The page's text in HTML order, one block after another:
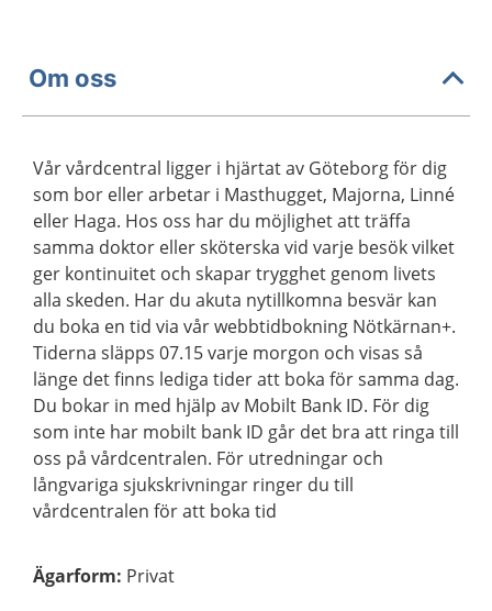
Om oss
Vår vårdcentral ligger i hjärtat av Göteborg för dig
som bor eller arbetar i Masthugget, Majorna, Linné
eller Haga. Hos oss har du möjlighet att träffa
samma doktor eller sköterska vid varje besök vilket
ger kontinuitet och skapar trygghet genom livets
alla skeden. Har du akuta nytillkomna besvär kan
du boka en tid via vår webbtidbokning Nötkärnan+.
Tiderna släpps 07.15 varje morgon och visas så
länge det finns lediga tider att boka för samma dag.
Du bokar in med hjälp av Mobilt Bank ID. För dig
som inte har mobilt bank ID går det bra att ringa till
oss på vårdcentralen. För utredningar och
långvariga sjukskrivningar ringer du till
vårdcentralen för att boka tid
Ägarform: Privat